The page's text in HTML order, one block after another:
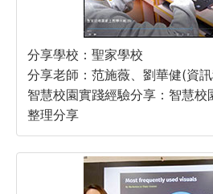
分享學校：聖家學校
分享老師：范施薇、劉華健(資
智慧校園實踐經驗分享：智慧校
整理分享